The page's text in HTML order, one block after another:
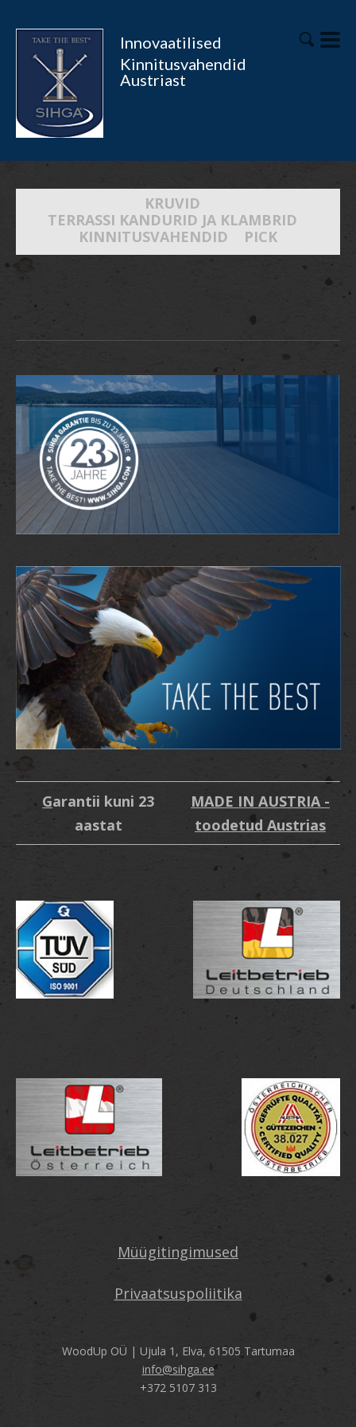
Innovaatilised
Kinnitusvahendid
Austriast
KRUVID
TERRASSI KANDURID JA KLAMBRID
KINNITUSVAHENDID
PICK
Garantii kuni 23
aastat
MADE IN AUSTRIA -
toodetud Austrias
Müügitingimused
Privaatsuspoliitika
WoodUp OÜ | Ujula 1, Elva, 61505 Tartumaa
info@sihga.ee
+372 5107 313